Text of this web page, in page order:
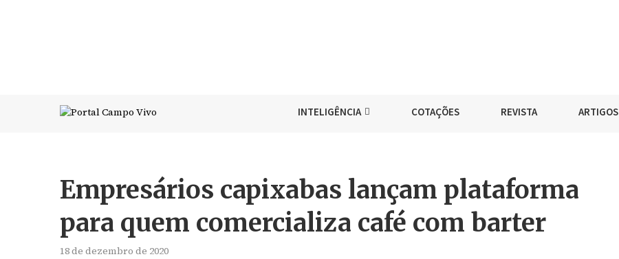
INTELIGÊNCIA COTAÇÕES REVISTA ARTIGOS
Empresários capixabas lançam plataforma
para quem comercializa café com barter
18 de dezembro de 2020